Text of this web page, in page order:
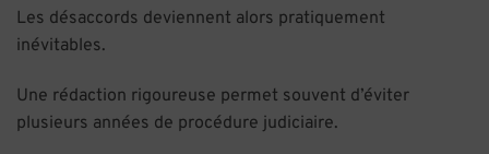
Les désaccords deviennent alors pratiquement
inévitables.
Une rédaction rigoureuse permet souvent d’éviter
plusieurs années de procédure judiciaire.